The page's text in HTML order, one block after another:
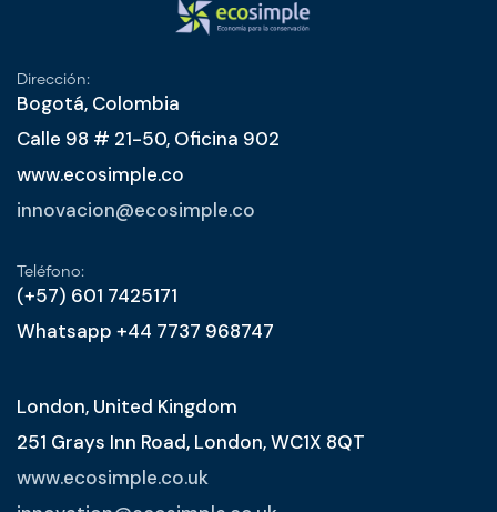
Dirección:
Bogotá, Colombia
Calle 98 # 21-50, Oficina 902
www.ecosimple.co
innovacion@ecosimple.co
Teléfono:
(+57) 601 7425171
Whatsapp +44 7737 968747
London, United Kingdom
251 Grays Inn Road, London, WC1X 8QT
www.ecosimple.co.uk